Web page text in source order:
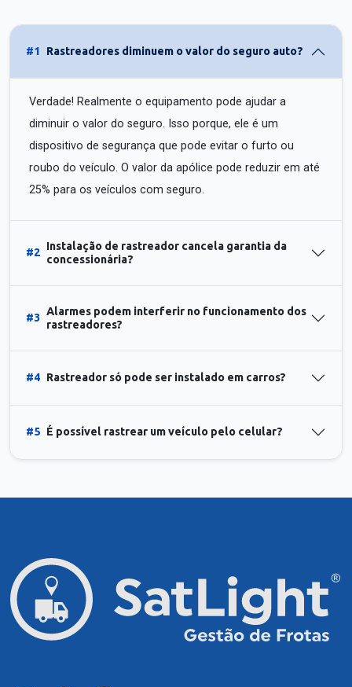
#1 Rastreadores diminuem o valor do seguro auto?
Verdade! Realmente o equipamento pode ajudar a
diminuir o valor do seguro. Isso porque, ele é um
dispositivo de segurança que pode evitar o furto ou
roubo do veículo. O valor da apólice pode reduzir em até
25% para os veículos com seguro.
#2
Instalação de rastreador cancela garantia da
concessionária?
#3
Alarmes podem interferir no funcionamento dos
rastreadores?
#4 Rastreador só pode ser instalado em carros?
#5 É possível rastrear um veículo pelo celular?